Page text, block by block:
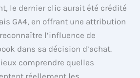
le dernier clic aurait été crédité
GA4, en offrant une attribution
l’influence de
dans sa décision d’achat.
comprendre quelles
réellement les